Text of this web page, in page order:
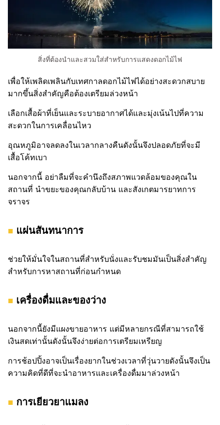
สิ่งที่ต้องนำและสวมใส่สำหรับการแสดงดอกไม้ไฟ
เพื่อให้เพลิดเพลินกับเทศกาลดอกไม้ไฟได้อย่างสะดวกสบาย
มากขึ้นสิ่งสำคัญคือต้องเตรียมล่วงหน้า
เลือกเสื้อผ้าที่เย็นและระบายอากาศได้และมุ่งเน้นไปที่ความ
สะดวกในการเคลื่อนไหว
อุณหภูมิอาจลดลงในเวลากลางคืนดังนั้นจึงปลอดภัยที่จะมี
เสื้อโค้ทเบา
นอกจากนี้ อย่าลืมที่จะคำนึงถึงสภาพแวดล้อมของคุณใน
สถานที่ นำขยะของคุณกลับบ้าน และสังเกตมารยาทการ
จราจร
แผ่นสันทนาการ
ช่วยให้มั่นใจในสถานที่สำหรับนั่งและรับชมมันเป็นสิ่งสำคัญ
สำหรับการหาสถานที่ก่อนกำหนด
เครื่องดื่มและของว่าง
นอกจากนี้ยังมีแผงขายอาหาร แต่มีหลายกรณีที่สามารถใช้
เงินสดเท่านั้นดังนั้นจึงง่ายต่อการเตรียมเหรียญ
การช้อปปิ้งอาจเป็นเรื่องยากในช่วงเวลาที่วุ่นวายดังนั้นจึงเป็น
ความคิดที่ดีที่จะนำอาหารและเครื่องดื่มมาล่วงหน้า
การเยียวยาแมลง